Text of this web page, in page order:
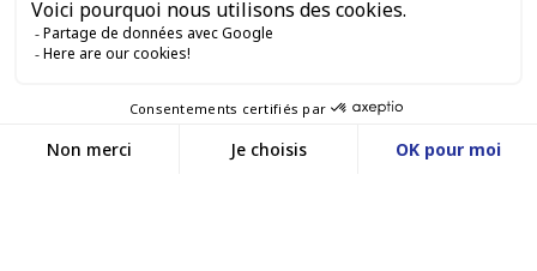
Contattaci
SITO WEB DI E-COMMERCE
Du lundi au vendredi
entre 13h30 et 17h